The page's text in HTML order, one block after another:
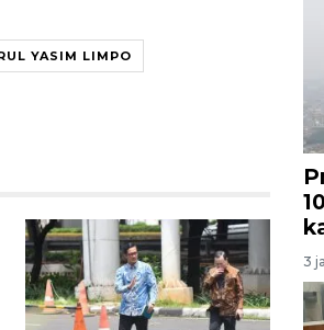
YASIM LIMPO
3